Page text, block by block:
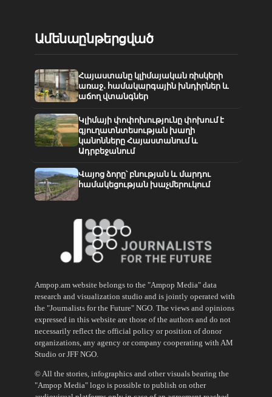
Ամենաընթերցված
Հայաստանը կլիմայական ռիսկերի
առաջ․ համակարգային խնդիրներ և
աճող վտանգներ
Կլիմայի փոփոխությունը փոխում է
գյուղատնտեսության խաղի
կանոնները Հայաստանում և
Ադրբեջանում
Վայոց ձորը՝ բնության և մարդու
համակեցության խաչմերուկում
Ampop.am website belongs to the "Ampop Media" data
research and visualization studio and is jointly operated with
the "Journalists for the Future" NGO. The views and opinions
expressed in this website are those of the authors and do not
necessarily reflect the official policy or position of donor
organizations, any agency or company cooperating with AM
Studio or JFF NGO.
© All the stories, infographics and other visuals bearing the
"Ampop Media" logo is possible to publish on other